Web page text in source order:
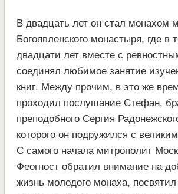
В двадцать лет он стал монахом
Богоявленского монастыря, где в
двадцати лет вместе с
соединял любимое занятие
книг. Между прочим, в это же
проходил послушание Стефан,
преподобного Сергия
которого он подружился с
С самого начала митрополит
Феогност обратил внимание на
жизнь молодого монаха, посвятил